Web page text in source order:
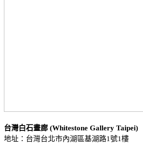
台灣白石畫廊 (Whitestone Gallery Taipei)
地址：台灣台北市內湖區基湖路1號1樓